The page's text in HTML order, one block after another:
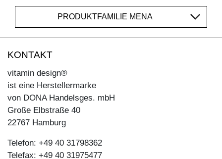
PRODUKTFAMILIE MENA
KONTAKT
vitamin design®
ist eine Herstellermarke
von DONA Handelsges. mbH
Große Elbstraße 40
22767 Hamburg
Telefon: +49 40 31798362
Telefax: +49 40 31975477